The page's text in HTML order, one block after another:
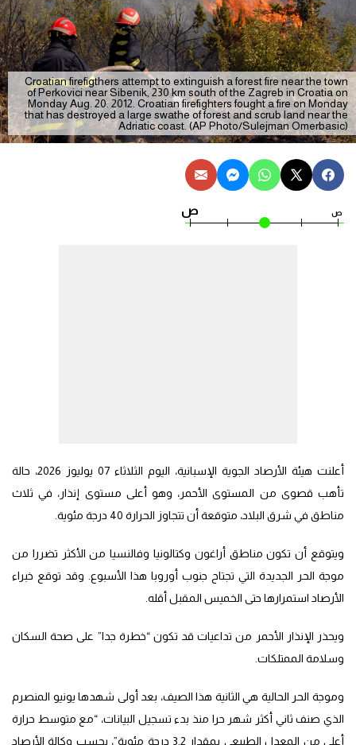
Croatian firefigthers attempt to extinguish a forest fire near the town
of Perkovici near Sibenik, 230 km south of the Zagreb in Croatia on
Monday Aug. 20. 2012. Croatian firefighters fought a fire on Monday
that has destroyed a large swathe of forest and scrub land near the
Adriatic coast. (AP Photo/Sulejman Omerbasic)
ص ص
أعلنت هيئة الأرصاد الجوية الإسبانية، اليوم الثلاثاء 07 يوليوز 2026، حالة
تأهب قصوى من المستوى الأحمر، وهو أعلى مستوى إنذار، في ثلاث
مناطق في شرق البلاد، متوقعة أن تتجاوز الحرارة 40 درجة مئوية.
ويتوقع أن تكون مناطق أراغون وكتالونيا وفالنسيا من الأكثر تضررا من
موجة الحر الجديدة التي تجتاح جنوب أوروبا هذا الأسبوع. وقد توقع خبراء
الأرصاد استمرارها حتى الخميس المقبل أقله.
ويحذر الإنذار الأحمر من تداعيات قد تكون “خطرة جدا” على صحة السكان
وسلامة الممتلكات.
وموجة الحر الحالية هي الثانية هذا الصيف، بعد أولى شهدها يونيو المنصرم
الذي صنف ثاني أكثر شهر حرا منذ بدء تسجيل البيانات، “مع متوسط حرارة
أعلى من المعدل الطبيعي بمقدار 3,2 درجة مئوية”، بحسب وكالة الأرصاد